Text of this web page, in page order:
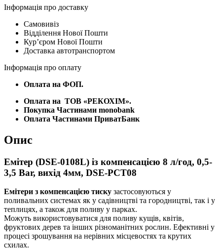
Інформація про доставку
Самовивіз
Відділення Нової Пошти
Курʼєром Нової Пошти
Доставка автотранспортом
Інформація про оплату
Оплата на ФОП.
Оплата на ТОВ «РЕКОХІМ».
Покупка Частинами monobank
Оплата Частинами ПриватБанк
Опис
Емітер (DSE-0108L) із компенсацією 8 л/год, 0,5-
3,5 Bar, вихід 4мм, DSE-PCT08
Емітери з компенсацією тиску застосовуються у
поливальних системах як у садівництві та городництві, так і у
теплицях, а також для поливу у парках.
Можуть використовуватися для поливу кущів, квітів,
фруктових дерев та інших різноманітних рослин. Ефективні у
процесі зрошування на нерівних місцевостях та крутих
схилах.